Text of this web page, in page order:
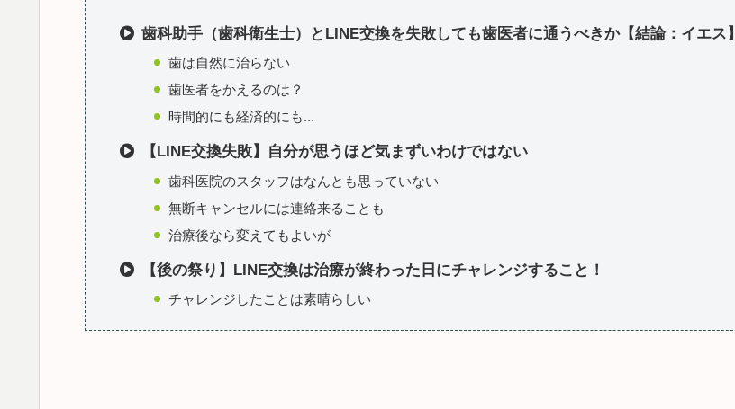
歯科助手（歯科衛生士）とLINE交換を失敗しても歯医者に通うべきか【結論：イエス】
歯は自然に治らない
歯医者をかえるのは？
時間的にも経済的にも...
【LINE交換失敗】自分が思うほど気まずいわけではない
歯科医院のスタッフはなんとも思っていない
無断キャンセルには連絡来ることも
治療後なら変えてもよいが
【後の祭り】LINE交換は治療が終わった日にチャレンジすること！
チャレンジしたことは素晴らしい